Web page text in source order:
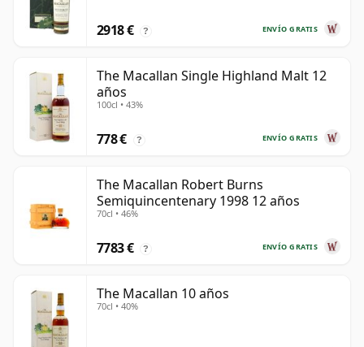
ENVÍO GRATIS
2918 € ?
The Macallan Single Highland Malt 12
años
100cl • 43%
ENVÍO GRATIS
778 € ?
The Macallan Robert Burns
Semiquincentenary 1998 12 años
70cl • 46%
ENVÍO GRATIS
7783 € ?
The Macallan 10 años
70cl • 40%